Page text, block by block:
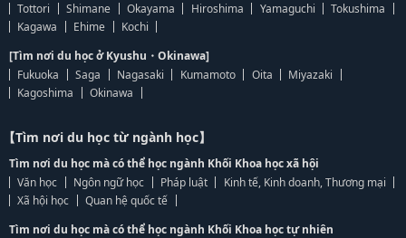
Tottori
Shimane Okayama Hiroshima Yamaguchi
Tokushima
Kagawa
Ehime
Kochi
[Tìm nơi du học ở Kyushu・Okinawa]
Fukuoka
Saga Nagasaki Kumamoto Oita
Miyazaki
Kagoshima
Okinawa
【Tìm nơi du học từ ngành học】
Tìm nơi du học mà có thể học ngành Khối Khoa học xã hội
Văn học
Ngôn ngữ học Pháp luật
Kinh tế, Kinh doanh, Thương mại
Xã hội học
Quan hệ quốc tế
Tìm nơi du học mà có thể học ngành Khối Khoa học tự nhiên